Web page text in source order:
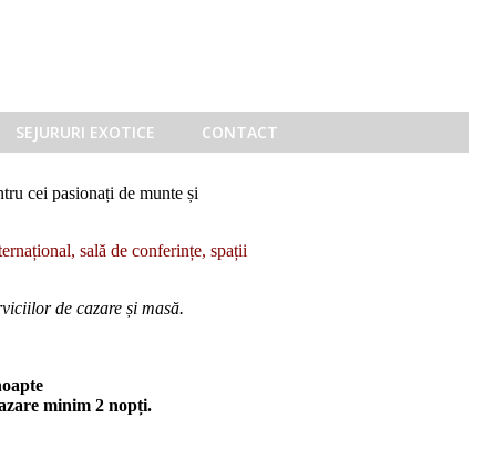
SEJURURI EXOTICE CONTACT
cei pasionați de munte și
sală de conferințe, spații
de cazare și masă.
minim 2 nopți.